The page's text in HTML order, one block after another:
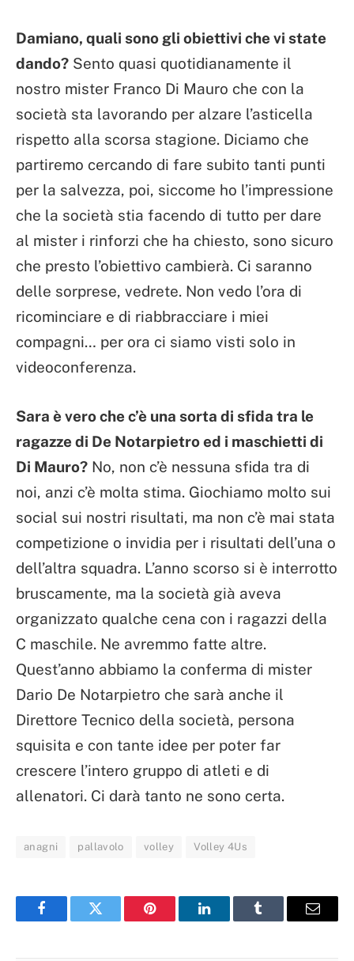
Damiano, quali sono gli obiettivi che vi state
dando? Sento quasi quotidianamente il
nostro mister Franco Di Mauro che con la
società sta lavorando per alzare l’asticella
rispetto alla scorsa stagione. Diciamo che
partiremo cercando di fare subito tanti punti
per la salvezza, poi, siccome ho l’impressione
che la società stia facendo di tutto per dare
al mister i rinforzi che ha chiesto, sono sicuro
che presto l’obiettivo cambierà. Ci saranno
delle sorprese, vedrete. Non vedo l’ora di
ricominciare e di riabbracciare i miei
compagni… per ora ci siamo visti solo in
videoconferenza.
Sara è vero che c’è una sorta di sfida tra le
ragazze di De Notarpietro ed i maschietti di
Di Mauro? No, non c’è nessuna sfida tra di
noi, anzi c’è molta stima. Giochiamo molto sui
social sui nostri risultati, ma non c’è mai stata
competizione o invidia per i risultati dell’una o
dell’altra squadra. L’anno scorso si è interrotto
bruscamente, ma la società già aveva
organizzato qualche cena con i ragazzi della
C maschile. Ne avremmo fatte altre.
Quest’anno abbiamo la conferma di mister
Dario De Notarpietro che sarà anche il
Direttore Tecnico della società, persona
squisita e con tante idee per poter far
crescere l’intero gruppo di atleti e di
allenatori. Ci darà tanto ne sono certa.
anagni pallavolo volley Volley 4Us
FacebookTwitter Pinterest LinkedInTumblr Email